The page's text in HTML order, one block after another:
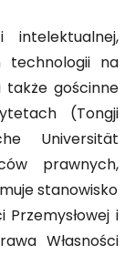
intelektualnej,
technologii na
także gościnne
(Tongji
Universität
prawnych,
stanowisko
Przemysłowej i
Własności